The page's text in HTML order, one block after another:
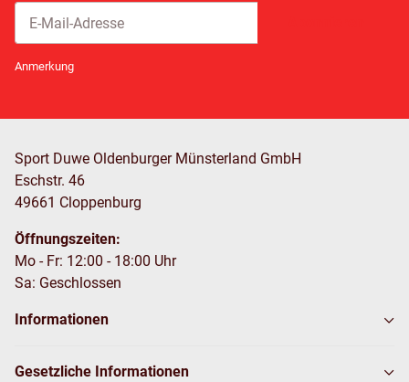
Anmerkung
Sport Duwe Oldenburger Münsterland GmbH
Eschstr. 46
49661 Cloppenburg
Öffnungszeiten:
Mo - Fr: 12:00 - 18:00 Uhr
Sa: Geschlossen
Informationen
Gesetzliche Informationen